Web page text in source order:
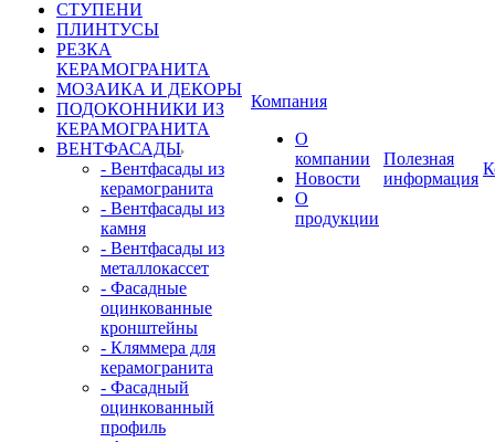
СТУПЕНИ
ПЛИНТУСЫ
РЕЗКА
КЕРАМОГРАНИТА
МОЗАИКА И ДЕКОРЫ
ПОДОКОННИКИ ИЗ
КЕРАМОГРАНИТА
ВЕНТФАСАДЫ
- Вентфасады из
керамогранита
- Вентфасады из
камня
- Вентфасады из
металлокассет
- Фасадные
оцинкованные
кронштейны
- Кляммера для
керамогранита
- Фасадный
оцинкованный
профиль
Компания
О
компании
Новости
О
продукции
Полезная
информация